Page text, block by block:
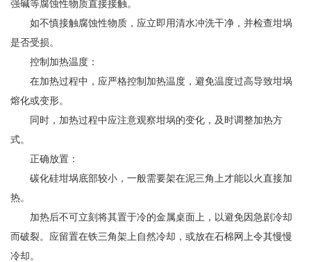
强碱等腐蚀性物质直接接触。
如不慎接触腐蚀性物质，应立即用清水冲洗干净，并检查坩埚
是否受损。
控制加热温度：
在加热过程中，应严格控制加热温度，避免温度过高导致坩埚
熔化或变形。
同时，加热过程中应注意观察坩埚的变化，及时调整加热方
式。
正确放置：
碳化硅坩埚底部较小，一般需要架在泥三角上才能以火直接加
热。
加热后不可立刻将其置于冷的金属桌面上，以避免因急剧冷却
而破裂。应留置在铁三角架上自然冷却，或放在石棉网上令其慢慢
冷却。